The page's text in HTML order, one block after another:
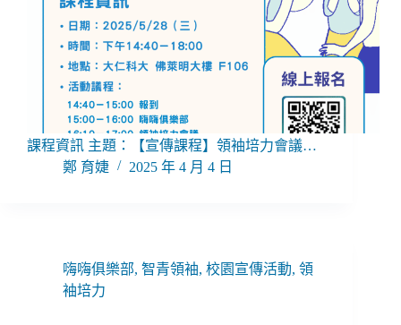
課程資訊 主題：【宣傳課程】領袖培力會議…
鄭 育婕
2025 年 4 月 4 日
嗨嗨俱樂部, 智青領袖, 校園宣傳活動, 領
袖培力